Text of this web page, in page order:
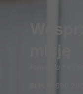
misję
Fundacja EX
nr 690 280